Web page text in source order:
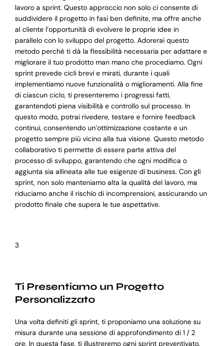
lavoro a sprint. Questo approccio non solo ci consente di
suddividere il progetto in fasi ben definite, ma offre anche
al cliente l’opportunità di evolvere le proprie idee in
parallelo con lo sviluppo del progetto. Adorerai questo
metodo perché ti dà la flessibilità necessaria per adattare e
migliorare il tuo prodotto man mano che procediamo. Ogni
sprint prevede cicli brevi e mirati, durante i quali
implementiamo nuove funzionalità o miglioramenti. Alla fine
di ciascun ciclo, ti presenteremo i progressi fatti,
garantendoti piena visibilità e controllo sul processo. In
questo modo, potrai rivedere, testare e fornire feedback
continui, consentendo un’ottimizzazione costante e un
progetto sempre più vicino alla tua visione. Questo metodo
collaborativo ti permette di essere parte attiva del
processo di sviluppo, garantendo che ogni modifica o
aggiunta sia allineata alle tue esigenze di business. Con gli
sprint, non solo manteniamo alta la qualità del lavoro, ma
riduciamo anche il rischio di incomprensioni, assicurando un
prodotto finale che supera le tue aspettative.
3
Ti Presentiamo un Progetto
Personalizzato
Una volta definiti gli sprint, ti proponiamo una soluzione su
misura durante una sessione di approfondimento di 1 / 2
ore. In questa fase, ti illustreremo ogni sprint preventivato,